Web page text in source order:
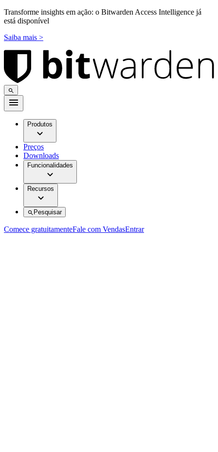
Transforme insights em ação: o Bitwarden Access Intelligence já
está disponível
Saiba mais >
Produtos
Preços
Downloads
Funcionalidades
Recursos
Pesquisar
Comece gratuitamenteFale com VendasEntrar